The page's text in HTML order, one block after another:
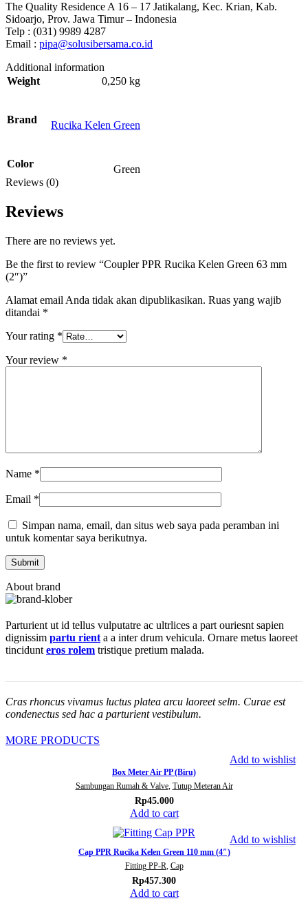
The Quality Residence A 16 – 17 Jatikalang, Kec. Krian, Kab.
Sidoarjo, Prov. Jawa Timur – Indonesia
Telp : (031) 9989 4287
Email : pipa@solusibersama.co.id
Additional information
Weight
0,250 kg
Brand Rucika Kelen Green
Color
Green
Reviews (0)
Reviews
There are no reviews yet.
Be the first to review “Coupler PPR Rucika Kelen Green 63 mm
(2″)”
Alamat email Anda tidak akan dipublikasikan. Ruas yang wajib
ditandai *
Your rating *
Your review *
Name *
Email *
Simpan nama, email, dan situs web saya pada peramban ini
untuk komentar saya berikutnya.
About brand
Parturient ut id tellus vulputatre ac ultrlices a part ouriesnt sapien
dignissim partu rient a a inter drum vehicula. Ornare metus laoreet
tincidunt eros rolem tristique pretium malada.
Cras rhoncus vivamus luctus platea arcu laoreet selm. Curae est
condenectus sed hac a parturient vestibulum.
MORE PRODUCTS
Box Meter Air PP (Biru)
Sambungan Rumah & Valve, Tutup Meteran Air
Rp45.000
Add to cart
Add to wishlist
Cap PPR Rucika Kelen Green 110 mm (4″)
Fitting PP-R, Cap
Rp457.300
Add to cart
Add to wishlist